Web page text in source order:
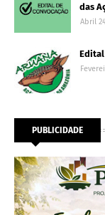
das
Abril
Edital
PUBLICIDADE